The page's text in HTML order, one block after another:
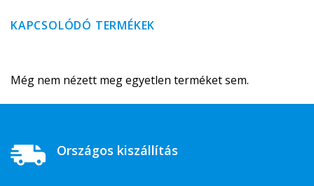
KAPCSOLÓDÓ TERMÉKEK
Még nem nézett meg egyetlen terméket sem.
Országos kiszállítás